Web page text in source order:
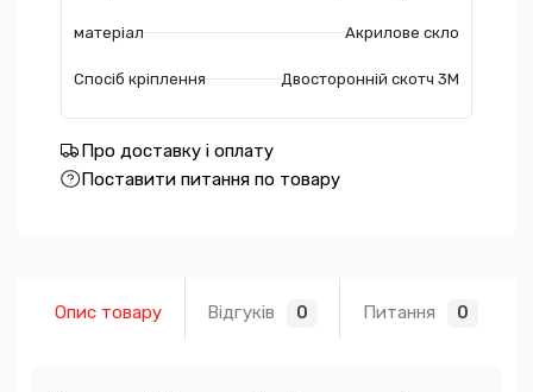
матеріал Акрилове скло
Спосіб кріплення Двосторонній скотч 3М
Про доставку і оплату
Поставити питання по товару
Опис товару Відгуків 0 Питання 0